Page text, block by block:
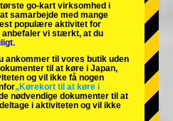
Tokyo Bay
Osaka
go-kart virksomhed i
samarbejde med mange
populære aktivitet for
vi stærkt, at du
til vores butik uden
til at køre i Japan,
og vil ikke få nogen
„Kørekort til at køre i
nødvendige dokumenter til at
i aktiviteten og vil ikke